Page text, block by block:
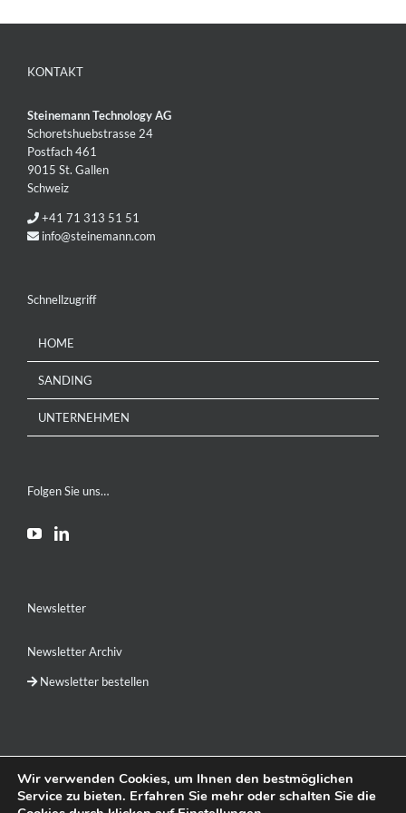
KONTAKT
Steinemann Technology AG
Schoretshuebstrasse 24
Postfach 461
9015 St. Gallen
Schweiz
+41 71 313 51 51
info@steinemann.com
Schnellzugriff
HOME
SANDING
UNTERNEHMEN
Folgen Sie uns…
Newsletter
Newsletter Archiv
Newsletter bestellen
EN RU
Wir verwenden Cookies, um Ihnen den bestmöglichen
Service zu bieten. Erfahren Sie mehr oder schalten Sie die